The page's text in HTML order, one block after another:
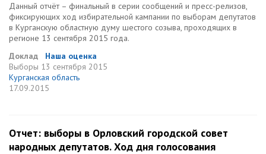
Данный отчёт – финальный в серии сообщений и пресс-релизов,
фиксирующих ход избирательной кампании по выборам депутатов
в Курганскую областную думу шестого созыва, проходящих в
регионе 13 сентября 2015 года.
Доклад
Наша оценка
Выборы 13 сентября 2015
Курганская область
17.09.2015
Отчет: выборы в Орловский городской совет
народных депутатов. Ход дня голосования